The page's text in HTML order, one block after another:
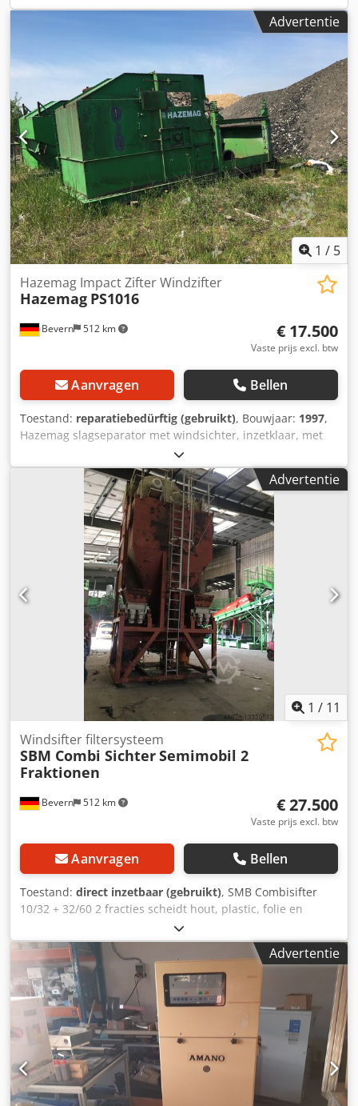
Advertentie
1 / 5
Bevern 512 km
Hazemag Impact Zifter Windzifter
Hazemag PS1016
€ 17.500
Vaste prijs excl. btw
Aanvragen Bellen
Toestand: reparatiebedürftig (gebruikt), Bouwjaar: 1997,
Hazemag slagseparator met windsichter, inzetklaar, met
trilgoot en ventilator Csdpfx Afjmfq Szetsrf
Advertentie
1 / 11
Bevern 512 km
Windsifter filtersysteem
SBM Combi SichterSemimobil 2
Fraktionen
€ 27.500
Vaste prijs excl. btw
Aanvragen Bellen
Toestand: direct inzetbaar (gebruikt), SMB Combisifter
10/32 + 32/60 2 fracties scheidt hout, plastic, folie en
papier, windzift met filtersysteem, 2 trilgoten, luchtsluis,
schakelkast met compleet besturingssysteem, mobiel met
haakkar, zelfoprichtend, compressor voor filterreiniging,
1000 bedrijfsuren. Cedpfxsp Aunls Aftsrf
Advertentie